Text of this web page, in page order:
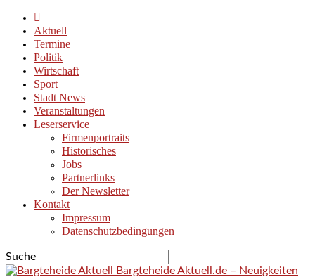
Aktuell
Termine
Politik
Wirtschaft
Sport
Stadt News
Veranstaltungen
Leserservice
Firmenportraits
Historisches
Jobs
Partnerlinks
Der Newsletter
Kontakt
Impressum
Datenschutzbedingungen
Suche
Bargteheide Aktuell.de – Neuigkeiten